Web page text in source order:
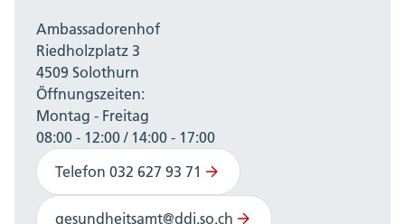
Ambassadorenhof
Riedholzplatz 3
4509 Solothurn
Öffnungszeiten:
Montag - Freitag
08:00 - 12:00 / 14:00 - 17:00
Telefon 032 627 93 71
gesundheitsamt@ddi.so.ch